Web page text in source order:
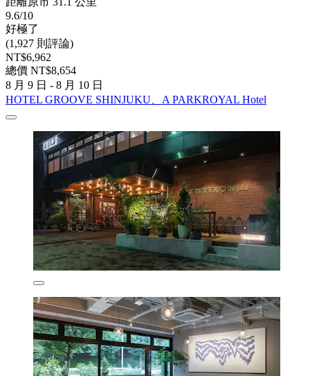
9.6/10
好極了
(1,927 則評論)
NT$6,962
總價 NT$8,654
8 月 9 日 - 8 月 10 日
HOTEL GROOVE SHINJUKU、A PARKROYAL Hotel